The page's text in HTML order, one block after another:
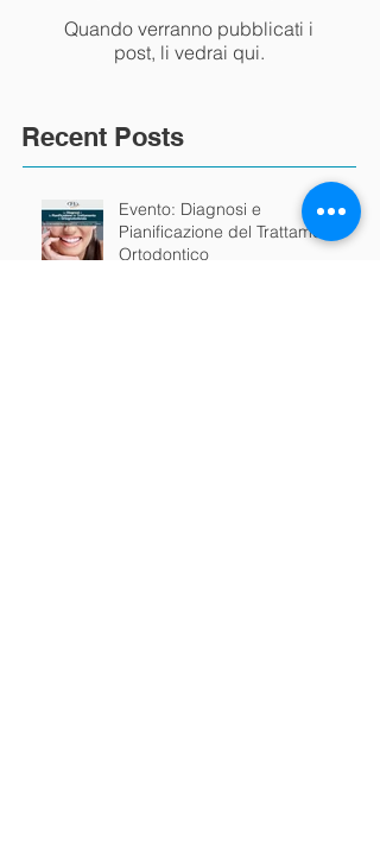
Quando verranno pubblicati i
post, li vedrai qui.
Recent Posts
Evento: Diagnosi e
Pianificazione del Trattamento
Ortodontico